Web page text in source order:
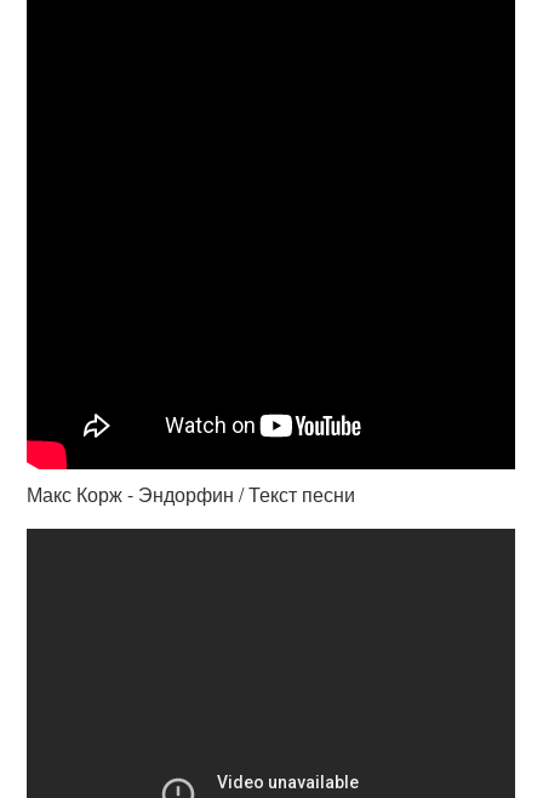
Макс Корж - Эндорфин / Текст песни